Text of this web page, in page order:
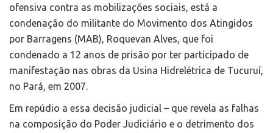
ofensiva contra as mobilizações sociais, está a
condenação do militante do Movimento dos Atingidos
por Barragens (MAB), Roquevan Alves, que foi
condenado a 12 anos de prisão por ter participado de
manifestação nas obras da Usina Hidrelétrica de Tucuruí,
no Pará, em 2007.
Em repúdio a essa decisão judicial – que revela as falhas
na composição do Poder Judiciário e o detrimento dos